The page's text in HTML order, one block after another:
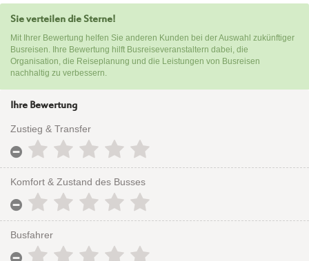
Sie verteilen die Sterne!
Mit Ihrer Bewertung helfen Sie anderen Kunden bei der Auswahl zukünftiger
Busreisen. Ihre Bewertung hilft Busreiseveranstaltern dabei, die
Organisation, die Reiseplanung und die Leistungen von Busreisen
nachhaltig zu verbessern.
Ihre Bewertung
Zustieg & Transfer
Komfort & Zustand des Busses
Busfahrer